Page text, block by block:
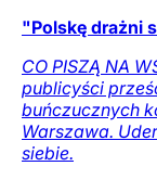
"Polskę drażni
CO PISZĄ NA
publicyści
buńczucznych
Warszawa.
siebie.